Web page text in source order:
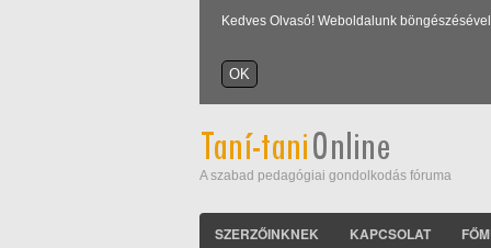
Kedves Olvasó! Weboldalunk
A szabad pedagógiai gondolkodás fóruma
SZERZŐINKNEK KAPCSOLAT